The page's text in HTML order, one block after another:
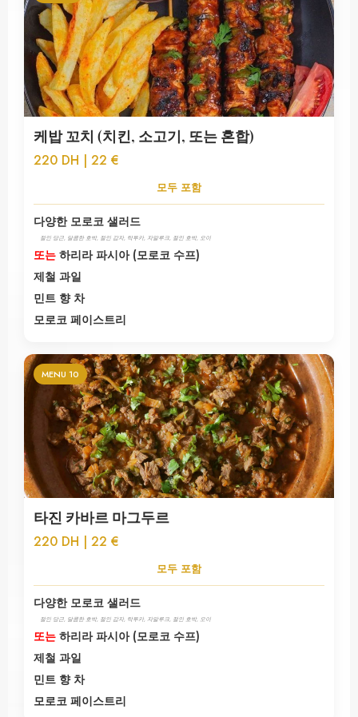
케밥 꼬치 (치킨, 소고기, 또는 혼합)
220 DH | 22 €
모두 포함
다양한 모로코 샐러드
절인 당근, 달콤한 호박, 절인 감자, 탁투카, 자알루크, 절인 호박, 오이
또는 하리라 파시아 (모로코 수프)
제철 과일
민트 향 차
모로코 페이스트리
MENU 10
타진 카바르 마그두르
220 DH | 22 €
모두 포함
다양한 모로코 샐러드
절인 당근, 달콤한 호박, 절인 감자, 탁투카, 자알루크, 절인 호박, 오이
또는 하리라 파시아 (모로코 수프)
제철 과일
민트 향 차
모로코 페이스트리